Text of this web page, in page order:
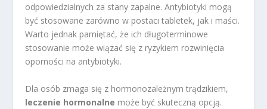
odpowiedzialnych za stany zapalne. Antybiotyki mogą
być stosowane zarówno w postaci tabletek, jak i maści.
Warto jednak pamiętać, że ich długoterminowe
stosowanie może wiązać się z ryzykiem rozwinięcia
oporności na antybiotyki.
Dla osób zmaga się z hormonozależnym trądzikiem,
leczenie hormonalne może być skuteczną opcją.